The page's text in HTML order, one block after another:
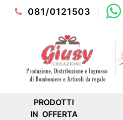
081/0121503
PRODOTTI
IN OFFERTA